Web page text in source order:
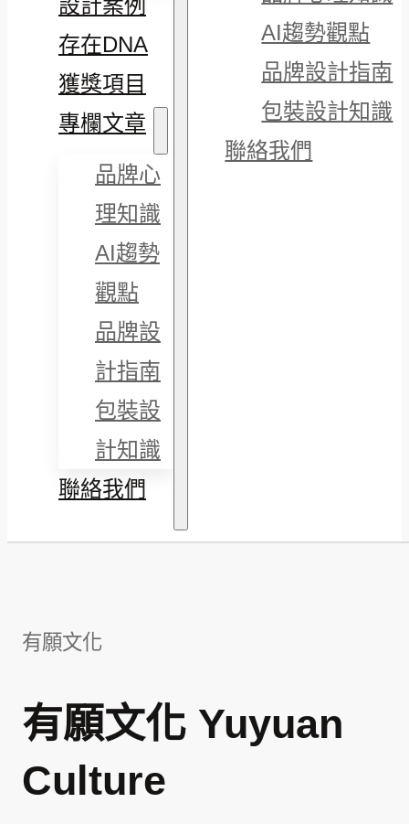
設計案例
存在DNA
獲獎項目
專欄文章
品牌心
理知識
AI趨勢
觀點
品牌設
計指南
包裝設
計知識
聯絡我們
AI趨勢觀點
品牌設計指南
包裝設計知識
聯絡我們
有願文化
有願文化 Yuyuan
Culture